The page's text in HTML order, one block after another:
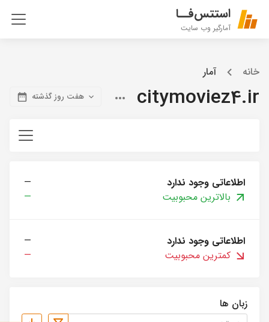
استتس‌فــا
آمارگیر وب سایت
خانه آمار
citymoviez4.ir هفت روز گذشته
اطلاعاتی وجود ندارد
—
بالاترین محبوبیت
—
اطلاعاتی وجود ندارد
—
کمترین محبوبیت
—
زبان ها